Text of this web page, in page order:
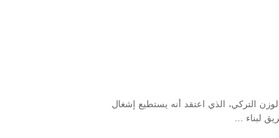
ببساطة الوزن التركي، الذي اعتقد أنه يستطيع إشغال
لبناء ...